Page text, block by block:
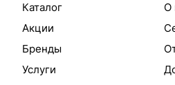
Каталог
Акции
Бренды
Услуги
О